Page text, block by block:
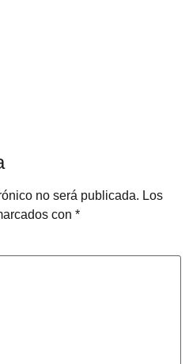
no será publicada. Los
con *